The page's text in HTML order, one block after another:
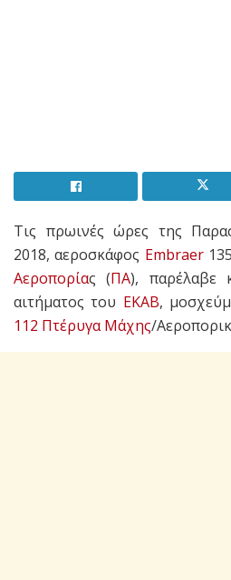
Τις πρωινές ώρες της
2018, αεροσκάφος Embraer
Αεροπορίας (ΠΑ), παρέλαβε
αιτήματος του ΕΚΑΒ,
112 Πτέρυγα Μάχης/